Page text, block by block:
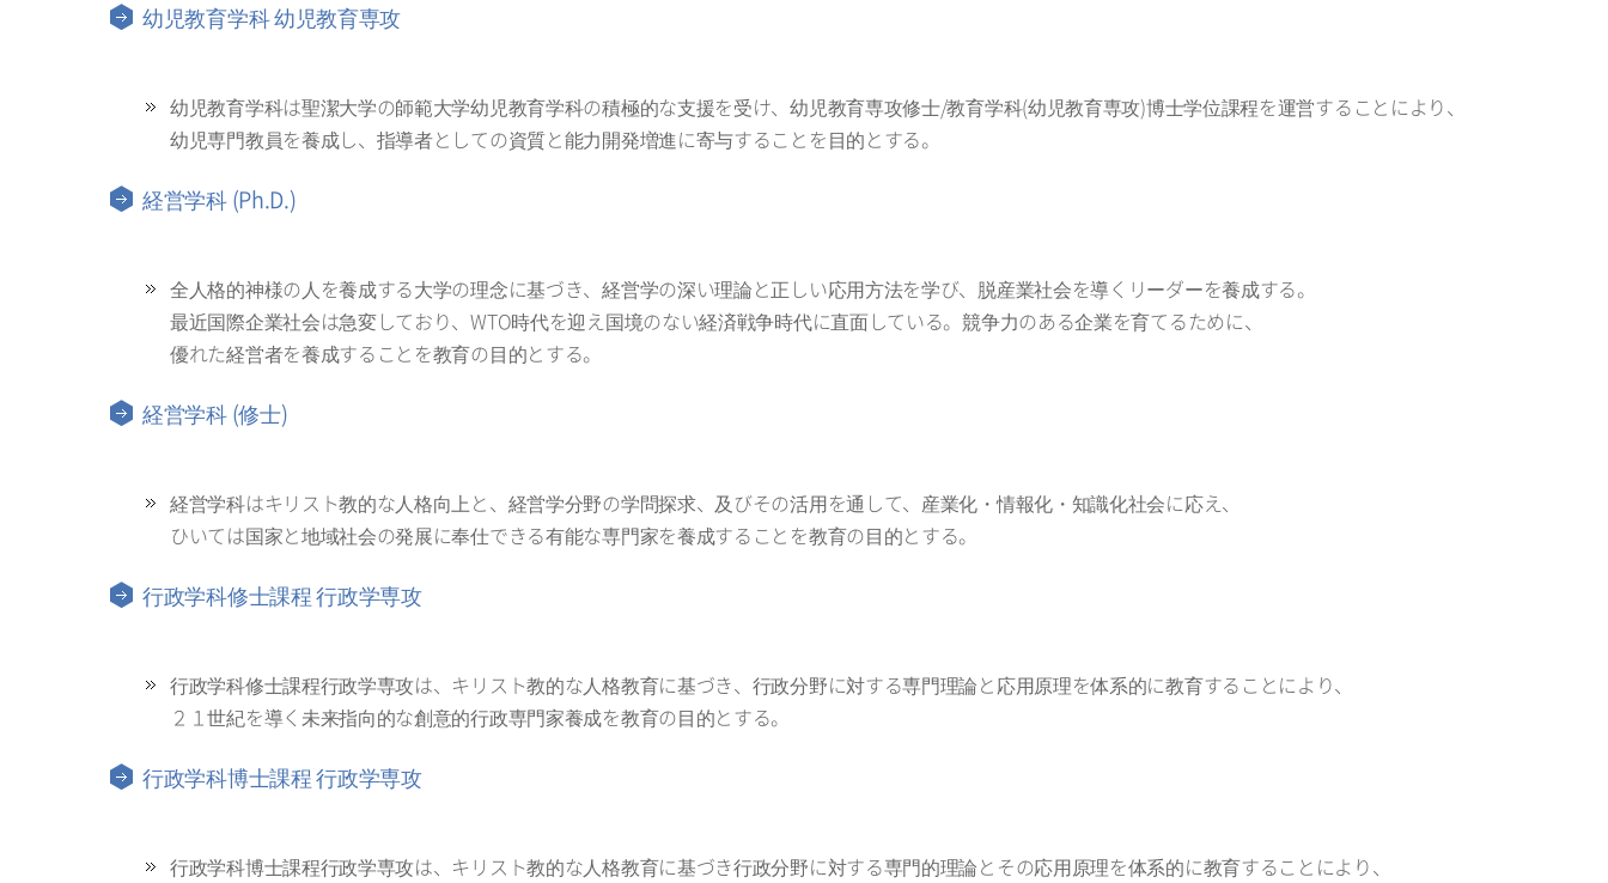
幼児教育学科 幼児教育専攻
幼児教育学科は聖潔大学の師範大学幼児教育学科の積極的な支援を受け、幼児教育専攻修士/教育学科(幼児教育専攻)博士学位課程を運営することにより、
幼児専門教員を養成し、指導者としての資質と能力開発増進に寄与することを目的とする。
経営学科 (Ph.D.)
全人格的神様の人を養成する大学の理念に基づき、経営学の深い理論と正しい応用方法を学び、脱産業社会を導くリーダーを養成する。
最近国際企業社会は急変しており、WTO時代を迎え国境のない経済戦争時代に直面している。競争力のある企業を育てるために、
優れた経営者を養成することを教育の目的とする。
経営学科 (修士)
経営学科はキリスト教的な人格向上と、経営学分野の学問探求、及びその活用を通して、産業化・情報化・知識化社会に応え、
ひいては国家と地域社会の発展に奉仕できる有能な専門家を養成することを教育の目的とする。
行政学科修士課程 行政学専攻
行政学科修士課程行政学専攻は、キリスト教的な人格教育に基づき、行政分野に対する専門理論と応用原理を体系的に教育することにより、
２１世紀を導く未来指向的な創意的行政専門家養成を教育の目的とする。
行政学科博士課程 行政学専攻
行政学科博士課程行政学専攻は、キリスト教的な人格教育に基づき行政分野に対する専門的理論とその応用原理を体系的に教育することにより、